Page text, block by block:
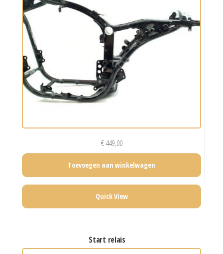
€449,00
Toevoegen aan winkelwagen
Quick View
start relais